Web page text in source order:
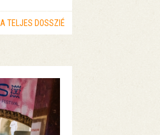
A TELJES DOSSZIÉ